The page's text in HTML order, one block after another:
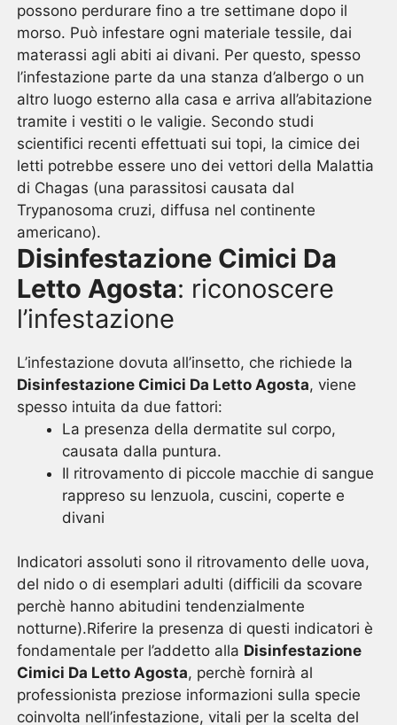
possono perdurare fino a tre settimane dopo il
morso. Può infestare ogni materiale tessile, dai
materassi agli abiti ai divani. Per questo, spesso
l’infestazione parte da una stanza d’albergo o un
altro luogo esterno alla casa e arriva all’abitazione
tramite i vestiti o le valigie. Secondo studi
scientifici recenti effettuati sui topi, la cimice dei
letti potrebbe essere uno dei vettori della Malattia
di Chagas (una parassitosi causata dal
Trypanosoma cruzi, diffusa nel continente
americano).
Disinfestazione Cimici Da
Letto Agosta: riconoscere
l’infestazione
L’infestazione dovuta all’insetto, che richiede la
Disinfestazione Cimici Da Letto Agosta, viene
spesso intuita da due fattori:
La presenza della dermatite sul corpo,
causata dalla puntura.
Il ritrovamento di piccole macchie di sangue
rappreso su lenzuola, cuscini, coperte e
divani
Indicatori assoluti sono il ritrovamento delle uova,
del nido o di esemplari adulti (difficili da scovare
perchè hanno abitudini tendenzialmente
notturne).Riferire la presenza di questi indicatori è
fondamentale per l’addetto alla Disinfestazione
Cimici Da Letto Agosta, perchè fornirà al
professionista preziose informazioni sulla specie
coinvolta nell’infestazione, vitali per la scelta del